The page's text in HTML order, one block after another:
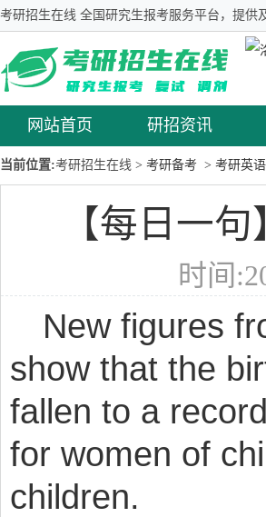
考研招生在线 全国研究生报考服务平台，提供
网站首页 研招资讯
当前位置:考研招生在线 > 考研备考 > 考研英语
【每日一
时间
New figures
show that the
fallen to a
for women of
children.